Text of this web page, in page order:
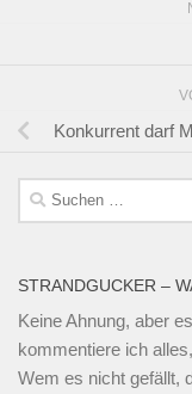
Konkurrent darf
Suchen
nach:
STRANDGUCKER –
Keine Ahnung, aber
kommentiere ich
Wem es nicht gefällt,